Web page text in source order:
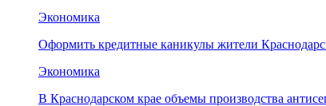
Экономика
Оформить кредитные каникулы жители
Экономика
В Краснодарском крае объемы производства